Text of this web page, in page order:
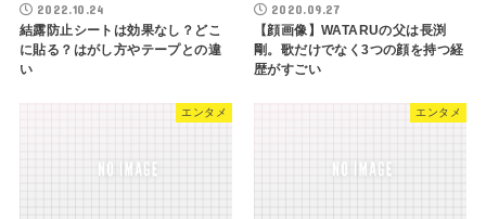
2022.10.24
結露防止シートは効果なし？どこ
に貼る？はがし方やテープとの違
い
2020.09.27
【顔画像】WATARUの父は長渕
剛。歌だけでなく3つの顔を持つ経
歴がすごい
エンタメ エンタメ